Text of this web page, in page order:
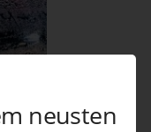
neusten